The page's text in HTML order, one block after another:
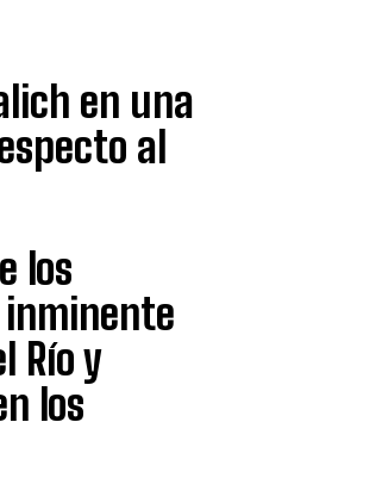
en una
al
los
Río y
los